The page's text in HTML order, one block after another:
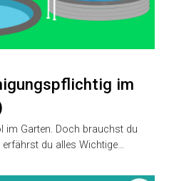
im
im Garten. Doch brauchst du
erfährst du alles Wichtige…